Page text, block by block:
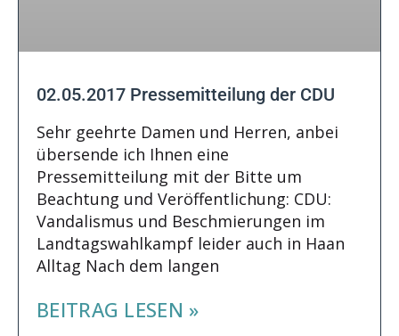
02.05.2017 Pressemitteilung der CDU
Sehr geehrte Damen und Herren, anbei
übersende ich Ihnen eine
Pressemitteilung mit der Bitte um
Beachtung und Veröffentlichung: CDU:
Vandalismus und Beschmierungen im
Landtagswahlkampf leider auch in Haan
Alltag Nach dem langen
BEITRAG LESEN »